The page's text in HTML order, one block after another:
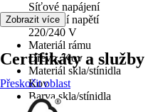
Síťové napájení
Provozní napětí
220/240 V
Materiál rámu
Dřevo, Kov
Materiál skla/stínidla
Kov
Barva skla/stínidla
Černá
Zobrazit více
Certifikáty a služby
Přeskočit oblast